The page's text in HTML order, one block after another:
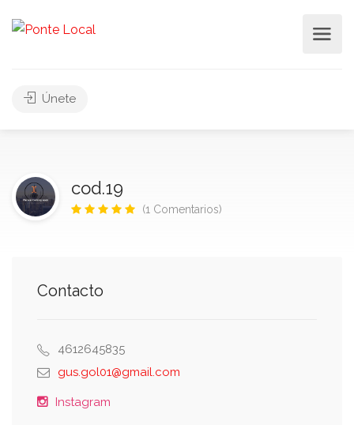
Únete
cod.19
(1 Comentarios)
Contacto
4612645835
gus.gol01@gmail.com
Instagram